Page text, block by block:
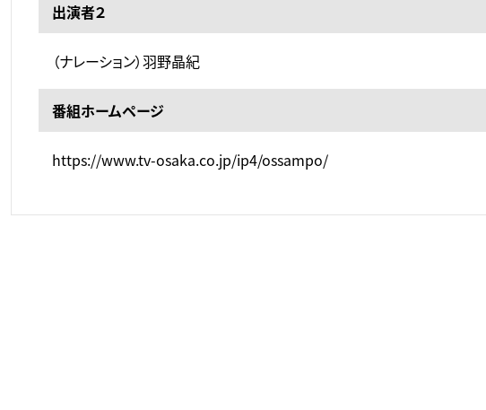
出演者２
（ナレーション）羽野晶紀
番組ホームページ
https://www.tv-osaka.co.jp/ip4/ossampo/